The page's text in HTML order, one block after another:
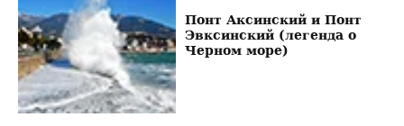
Понт Аксинский и Понт
Эвксинский (легенда о
Черном море)